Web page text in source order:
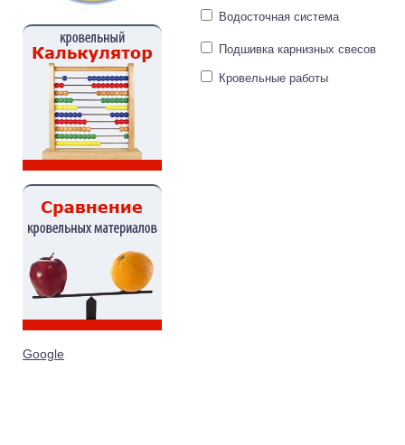
Google
Водосточная система
Подшивка карнизных свесов
Кровельные работы